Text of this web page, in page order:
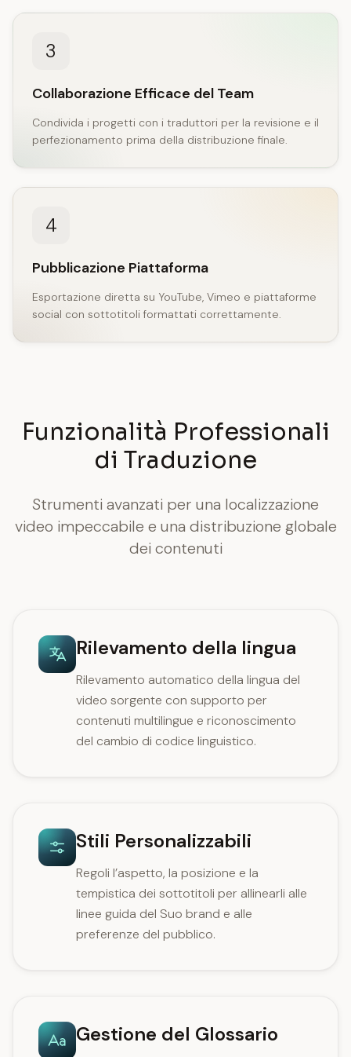
3
Collaborazione Efficace del Team
Condivida i progetti con i traduttori per la revisione e il
perfezionamento prima della distribuzione finale.
4
Pubblicazione Piattaforma
Esportazione diretta su YouTube, Vimeo e piattaforme
social con sottotitoli formattati correttamente.
Funzionalità Professionali
di Traduzione
Strumenti avanzati per una localizzazione
video impeccabile e una distribuzione globale
dei contenuti
Rilevamento della lingua
Rilevamento automatico della lingua del
video sorgente con supporto per
contenuti multilingue e riconoscimento
del cambio di codice linguistico.
Stili Personalizzabili
Regoli l’aspetto, la posizione e la
tempistica dei sottotitoli per allinearli alle
linee guida del Suo brand e alle
preferenze del pubblico.
Gestione del Glossario